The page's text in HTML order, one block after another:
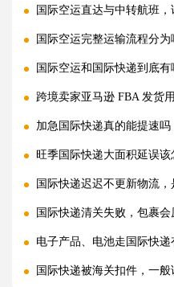
国际空运直达与中转航班，
国际空运完整运输流程分为
国际空运和国际快递到底有
跨境卖家亚马逊 FBA 发货
加急国际快递真的能提速
旺季国际快递大面积延误
国际快递迟迟不更新物流
国际快递清关失败，包裹
电子产品、电池走国际快
国际快递被海关扣件，一